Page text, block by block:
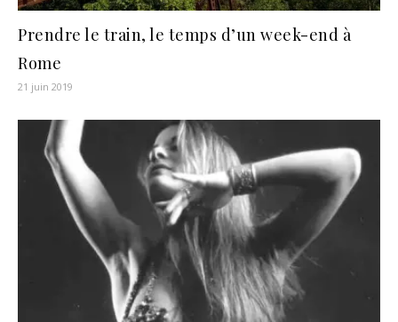
Prendre le train, le temps d’un week-end à
Rome
21 juin 2019